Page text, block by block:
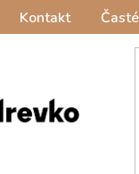
Kontakt